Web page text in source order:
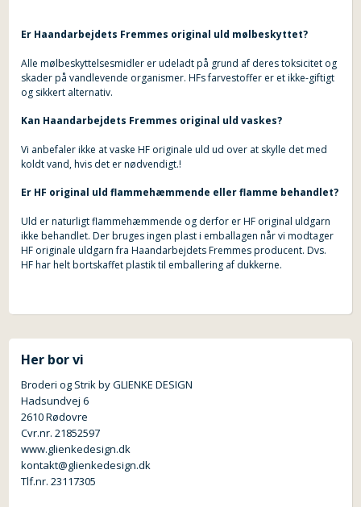
Er Haandarbejdets Fremmes original uld mølbeskyttet?
Alle mølbeskyttelsesmidler er udeladt på grund af deres toksicitet og
skader på vandlevende organismer. HFs farvestoffer er et ikke-giftigt
og sikkert alternativ.
Kan Haandarbejdets Fremmes original uld vaskes?
Vi anbefaler ikke at vaske HF originale uld ud over at skylle det med
koldt vand, hvis det er nødvendigt.!
Er HF original uld flammehæmmende eller flamme behandlet?
Uld er naturligt flammehæmmende og derfor er HF original uldgarn
ikke behandlet. Der bruges ingen plast i emballagen når vi modtager
HF originale uldgarn fra Haandarbejdets Fremmes producent. Dvs.
HF har helt bortskaffet plastik til emballering af dukkerne.
Her bor vi
Broderi og Strik by GLIENKE DESIGN
Hadsundvej 6
2610 Rødovre
Cvr.nr. 21852597
www.glienkedesign.dk
kontakt@glienkedesign.dk
Tlf.nr. 23117305